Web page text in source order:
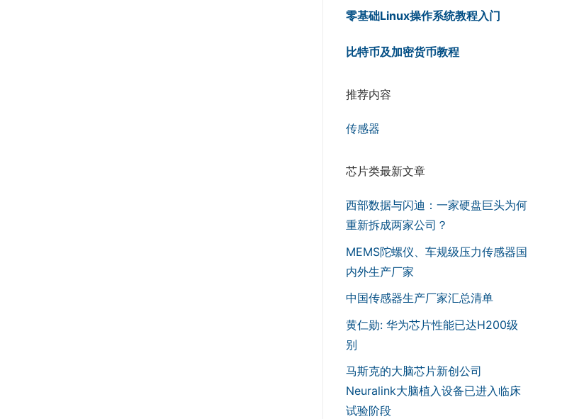
零基础Linux操作系统教程入门
比特币及加密货币教程
推荐内容
传感器
芯片类最新文章
西部数据与闪迪：一家硬盘巨头为何
重新拆成两家公司？
MEMS陀螺仪、车规级压力传感器国
内外生产厂家
中国传感器生产厂家汇总清单
黄仁勋: 华为芯片性能已达H200级
别
马斯克的大脑芯片新创公司
Neuralink大脑植入设备已进入临床
试验阶段